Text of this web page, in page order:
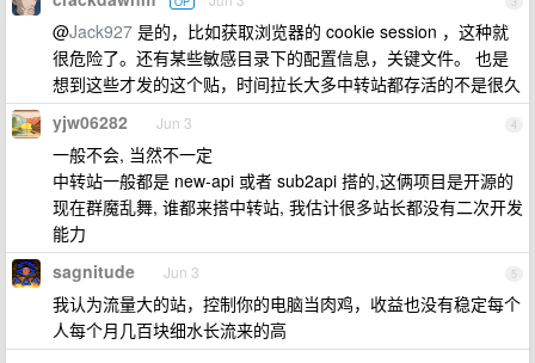
@Jack927 是的，比如获取浏览器的 cookie session ，这种就
很危险了。还有某些敏感目录下的配置信息，关键文件。 也是
想到这些才发的这个贴，时间拉长大多中转站都存活的不是很久
4
yjw06282 Jun 3
一般不会, 当然不一定
中转站一般都是 new-api 或者 sub2api 搭的,这俩项目是开源的
现在群魔乱舞, 谁都来搭中转站, 我估计很多站长都没有二次开发
能力
5
sagnitude Jun 3
我认为流量大的站，控制你的电脑当肉鸡，收益也没有稳定每个
人每个月几百块细水长流来的高